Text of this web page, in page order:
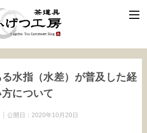
水指（水差）が普及した経
について
公開日： 2020年10月20日